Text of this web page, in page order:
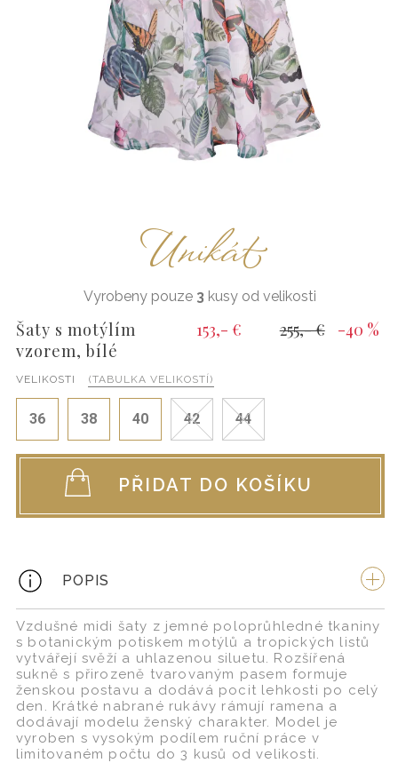
Unikát
Vyrobeny pouze 3 kusy od velikosti
Šaty s motýlím
vzorem, bílé
153,- € 255,- € -40 %
VELIKOSTI (TABULKA VELIKOSTÍ)
36 38 40 42 44
PŘIDAT DO KOŠÍKU
POPIS
Vzdušné midi šaty z jemné poloprůhledné tkaniny
s botanickým potiskem motýlů a tropických listů
vytvářejí svěží a uhlazenou siluetu. Rozšířená
sukně s přirozeně tvarovaným pasem formuje
ženskou postavu a dodává pocit lehkosti po celý
den. Krátké nabrané rukávy rámují ramena a
dodávají modelu ženský charakter. Model je
vyroben s vysokým podílem ruční práce v
limitovaném počtu do 3 kusů od velikosti.